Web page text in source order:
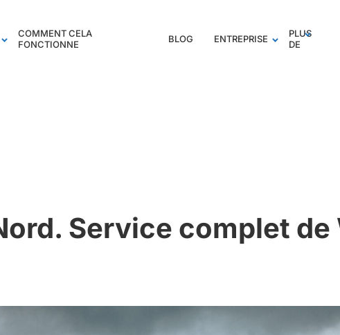
COMMENT CELA
FONCTIONNE
BLOG ENTREPRISE
PLUS
DE
Service complet de